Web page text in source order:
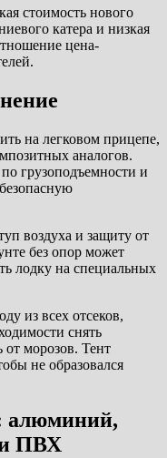
стоимость нового
катера и низкая
цена-
на легковом прицепе,
аналогов.
грузоподъемности и
воздуха и защиту от
без опор может
лодку на специальных
из всех отсеков,
снять
от морозов. Тент
не образовался
алюминий,
и ПВХ